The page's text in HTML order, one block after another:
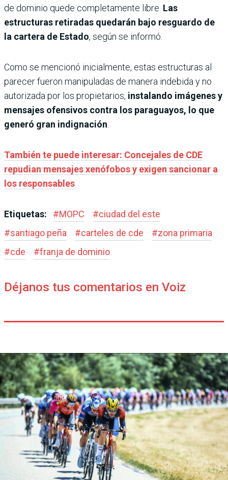
de dominio quede completamente libre. Las
estructuras retiradas quedarán bajo resguardo de
la cartera de Estado, según se informó.
Como se mencionó inicialmente, estas estructuras al
parecer fueron manipuladas de manera indebida y no
autorizada por los propietarios, instalando imágenes y
mensajes ofensivos contra los paraguayos, lo que
generó gran indignación.
También te puede interesar: Concejales de CDE
repudian mensajes xenófobos y exigen sancionar a
los responsables
Etiquetas: #MOPC #ciudad del este
#santiago peña #carteles de cde #zona primaria
#cde #franja de dominio
Déjanos tus comentarios en Voiz